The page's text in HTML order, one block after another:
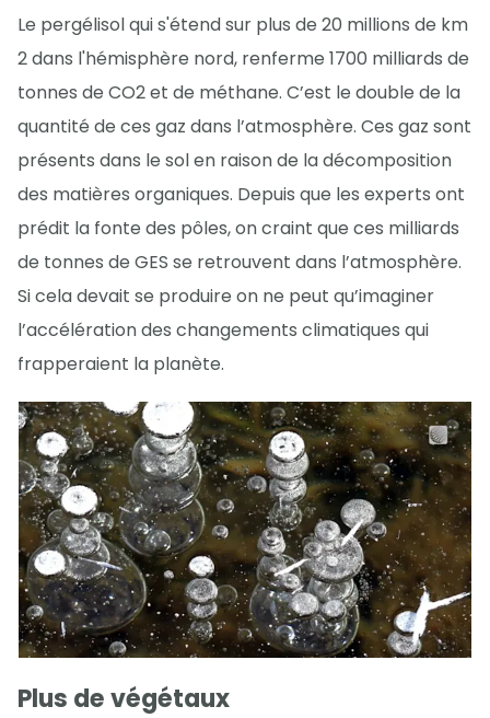
Le pergélisol qui s'étend sur plus de 20 millions de km
2 dans l'hémisphère nord, renferme 1700 milliards de
tonnes de CO2 et de méthane. C’est le double de la
quantité de ces gaz dans l’atmosphère. Ces gaz sont
présents dans le sol en raison de la décomposition
des matières organiques. Depuis que les experts ont
prédit la fonte des pôles, on craint que ces milliards
de tonnes de GES se retrouvent dans l’atmosphère.
Si cela devait se produire on ne peut qu’imaginer
l’accélération des changements climatiques qui
frapperaient la planète.
Plus de végétaux